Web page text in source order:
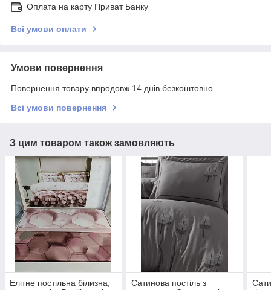
Оплата на карту Приват Банку
Всі умови оплати
Умови повернення
Повернення товару впродовж 14 днів безкоштовно
Всі умови повернення
З цим товаром також замовляють
Елітне постільна білизна,
Сатинова постіль з